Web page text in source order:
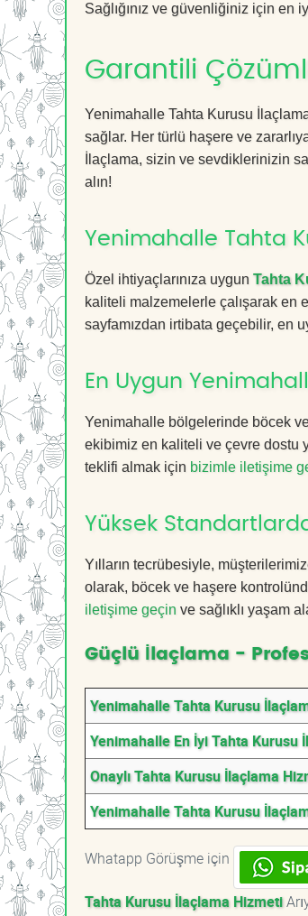
Sağlığınız ve güvenliğiniz için en
Garantili
Yenimahalle Tahta Kurusu
sağlar. Her türlü haşere ve
İlaçlama, sizin ve sevdiklerinizin
alın!
Yenimahalle Tahta
Özel ihtiyaçlarınıza uygun Tahta
kaliteli malzemelerle çalışarak en
sayfamızdan irtibata geçebilir, en
En Uygun
Yenimahalle bölgelerinde böcek
ekibimiz en kaliteli ve çevre dostu
teklifi almak için bizimle iletişime
Yüksek
Yılların tecrübesiyle,
olarak, böcek ve haşere
iletişime geçin ve sağlıklı yaşam
Güçlü İlaçlama -
Yenimahalle Tahta Kurusu
Yenimahalle En İyi Tahta Kurusu
Onaylı Tahta Kurusu İlaçlama
Yenimahalle Tahta Kurusu
Whatapp Görüşme için
Tahta Kurusu İlaçlama Hizmeti